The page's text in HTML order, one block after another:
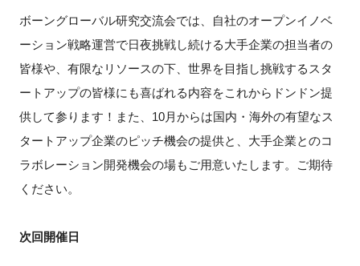
ボーングローバル研究交流会では、自社のオープンイノベ
ーション戦略運営で日夜挑戦し続ける大手企業の担当者の
皆様や、有限なリソースの下、世界を目指し挑戦するスタ
ートアップの皆様にも喜ばれる内容をこれからドンドン提
供して参ります！また、10月からは国内・海外の有望なス
タートアップ企業のピッチ機会の提供と、大手企業とのコ
ラボレーション開発機会の場もご用意いたします。ご期待
ください。
次回開催日